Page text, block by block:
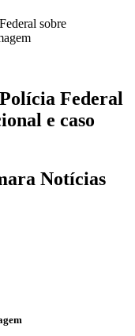
Federal
e caso
Notícias